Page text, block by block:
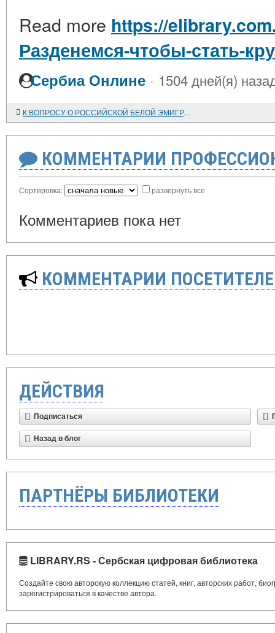
Read more https://
Разденемся-чтобы-стать-
Сербиа Онлине · 1504 дней(я)
К ВОПРОСУ О РОССИЙСКОЙ БЕЛОЙ ЭМИГРАЦИИ В МЕЖВОЕННОЙ ВЕНГРИИ И ОТНОШЕНИИ К НЕЙ ХОРТИСТСКОЙ ПОЛИТИЧЕСКОЙ ЭЛИТЫ
КОММЕНТАРИИ
Сортировка: развернуть все
Комментариев пока нет
КОММЕНТАРИИ
ДЕЙСТВИЯ
Подписаться
Назад в блог
ПАРТНЁРЫ БИБЛИОТЕКИ
LIBRARY.RS - Сербская цифровая библиотека
Создайте свою авторскую коллекцию статей, книг, авторских работ,
зарегистрироваться в качестве автора.